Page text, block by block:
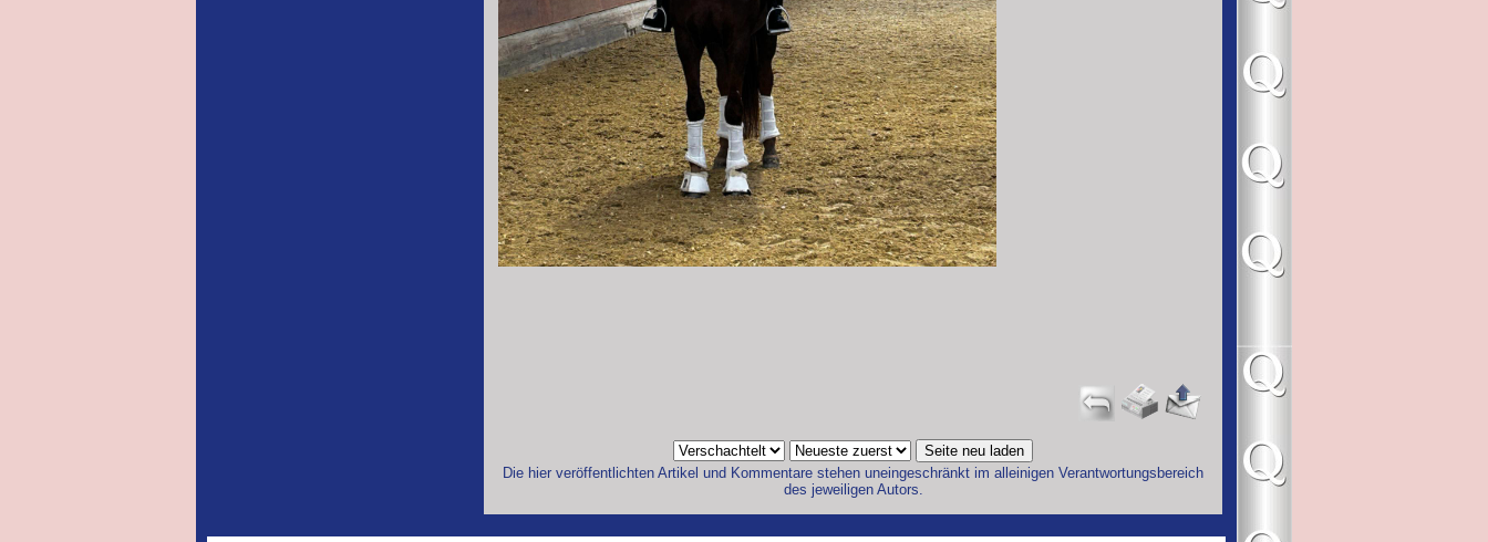
Die hier veröffentlichten Artikel und Kommentare stehen uneingeschränkt im alleinigen Verantwortungsbereich
des jeweiligen Autors.